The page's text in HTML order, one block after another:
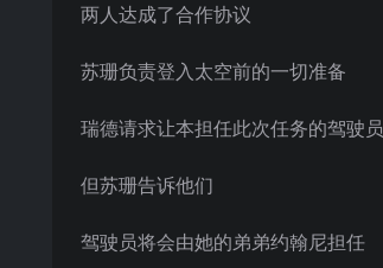
两人达成了合作协议
苏珊负责登入太空前的一切准备
瑞德请求让本担任此次任务的驾驶员
但苏珊告诉他们
驾驶员将会由她的弟弟约翰尼担任